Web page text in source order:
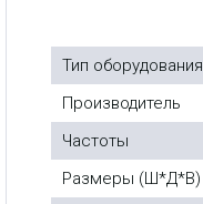
Тип оборудования
Производитель
Частоты
Размеры (Ш*Д*В)